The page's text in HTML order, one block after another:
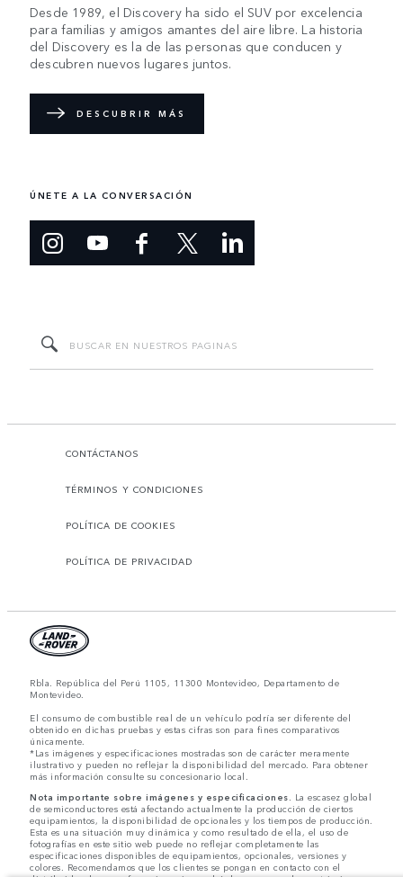
Desde 1989, el Discovery ha sido el SUV por excelencia
para familias y amigos amantes del aire libre. La historia
del Discovery es la de las personas que conducen y
descubren nuevos lugares juntos.
DESCUBRIR MÁS
ÚNETE A LA CONVERSACIÓN
CONTÁCTANOS
TÉRMINOS Y CONDICIONES
POLÍTICA DE COOKIES
POLÍTICA DE PRIVACIDAD
Rbla. República del Perú 1105, 11300 Montevideo, Departamento de
Montevideo.
El consumo de combustible real de un vehículo podría ser diferente del
obtenido en dichas pruebas y estas cifras son para fines comparativos
únicamente.
*Las imágenes y especificaciones mostradas son de carácter meramente
ilustrativo y pueden no reflejar la disponibilidad del mercado. Para obtener
más información consulte su concesionario local.
Nota importante sobre imágenes y especificaciones. La escasez global
de semiconductores está afectando actualmente la producción de ciertos
equipamientos, la disponibilidad de opcionales y los tiempos de producción.
Esta es una situación muy dinámica y como resultado de ella, el uso de
fotografías en este sitio web puede no reflejar completamente las
especificaciones disponibles de equipamientos, opcionales, versiones y
colores. Recomendamos que los clientes se pongan en contacto con el